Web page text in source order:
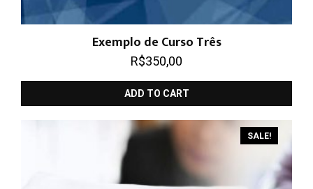
Exemplo de Curso Três
R$350,00
ADD TO CART
SALE!